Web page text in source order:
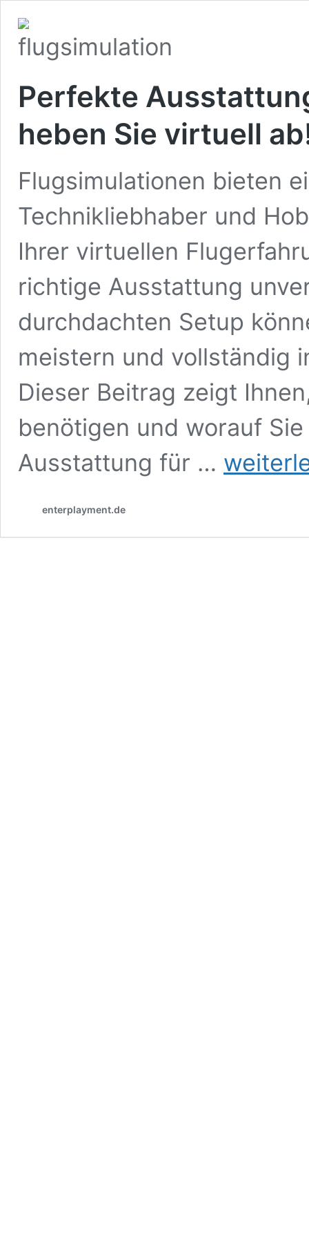
Perfekte
heben Sie virtuell
Flugsimulationen bieten
Technikliebhaber und
Ihrer virtuellen
richtige Ausstattung
durchdachten Setup
meistern und vollständig
Dieser Beitrag zeigt
benötigen und worauf
Ausstattung für …
Perfekte
Ausstattung
Sie
enterplayment.de